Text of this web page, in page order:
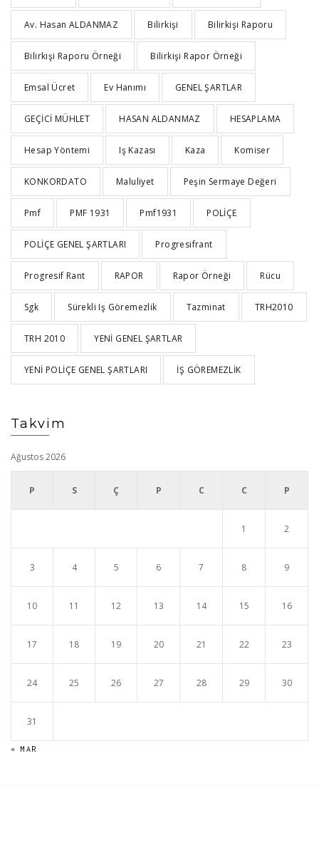
Av. Hasan ALDANMAZ Bilirkişi Bilirkişi Raporu
Bilirkişi Raporu Örneği Bilirkişi Rapor Örneği
Emsal Ücret Ev Hanımı GENEL ŞARTLAR
GEÇİCİ MÜHLET HASAN ALDANMAZ HESAPLAMA
Hesap Yöntemi Iş Kazası Kaza Komiser
KONKORDATO Maluliyet Peşin Sermaye Değeri
Pmf PMF 1931 Pmf1931 POLİÇE
POLİÇE GENEL ŞARTLARI Progresifrant
Progresif Rant RAPOR Rapor Örneği Rücu
Sgk Sürekli Iş Göremezlik Tazminat TRH2010
TRH 2010 YENİ GENEL ŞARTLAR
YENİ POLİÇE GENEL ŞARTLARI İŞ GÖREMEZLİK
Takvim
Ağustos 2026
P S Ç P C C P
1 2
3 4 5 6 7 8 9
10 11 12 13 14 15 16
17 18 19 20 21 22 23
24 25 26 27 28 29 30
31
« MAR